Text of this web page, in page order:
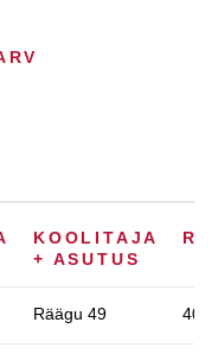
KOOLITAJA
+ ASUTUS
Räägu 49 406